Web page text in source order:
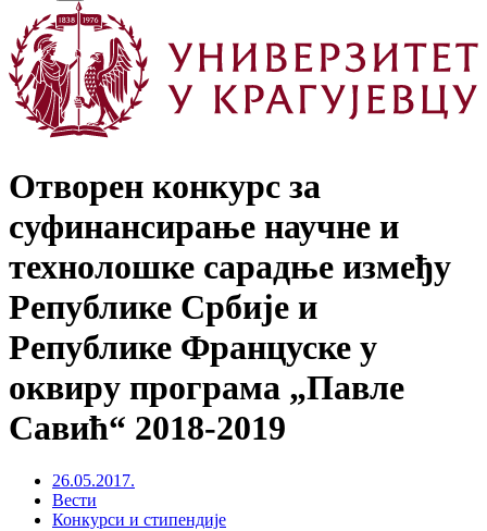
Отворен конкурс за
суфинансирање научне и
технолошке сарадње између
Републике Србије и
Републике Француске у
оквиру програма „Павле
Савић“ 2018-2019
26.05.2017.
Вести
Конкурси и стипендије